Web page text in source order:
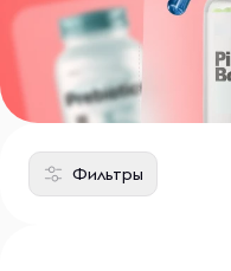
в состав продукции
разнообразные
в совокупности с
технологиями
результата в
Фильтры